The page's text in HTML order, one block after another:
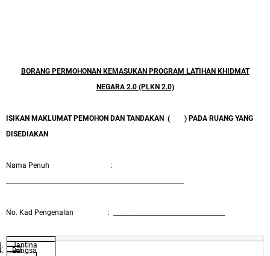
BORANG PERMOHONAN KEMASUKAN PROGRAM LATIHAN KHIDMAT
NEGARA 2.0 (PLKN 2.0)
ISIKAN MAKLUMAT PEMOHON DAN TANDAKAN (
) PADA RUANG YANG
DISEDIAKAN
Nama Penuh
:
No. Kad Pengenalan :
Jantina
Lel
Bangsa